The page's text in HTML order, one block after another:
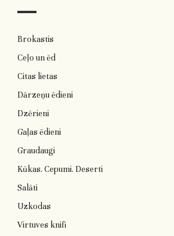
Brokastis
Ceļo un ēd
Citas lietas
Dārzeņu ēdieni
Dzērieni
Gaļas ēdieni
Graudaugi
Kūkas. Cepumi. Deserti
Salāti
Uzkodas
Virtuves knifi